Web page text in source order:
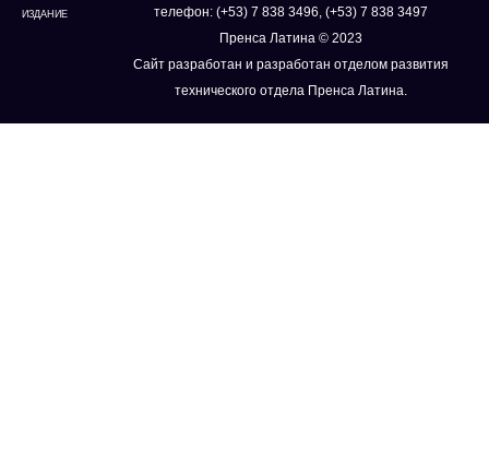
ИЗДАНИЕ
телефон: (+53) 7 838 3496, (+53) 7 838 3497
Пренса Латина © 2023
Сайт разработан и разработан отделом развития
технического отдела Пренса Латина.